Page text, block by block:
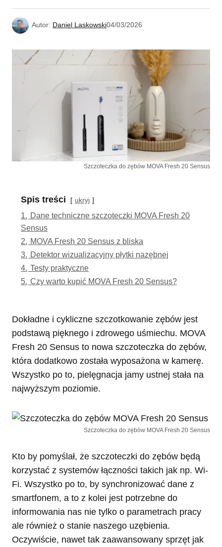
Autor: Daniel Laskowski04/03/2026
Szczoteczka do zębów MOVA Fresh 20 Sensus
Spis treści ukryj
1. Dane techniczne szczoteczki MOVA Fresh 20
Sensus
2. MOVA Fresh 20 Sensus z bliska
3. Detektor wizualizacyjny płytki nazębnej
4. Testy praktyczne
5. Czy warto kupić MOVA Fresh 20 Sensus?
Dokładne i cykliczne szczotkowanie zębów jest
podstawą pięknego i zdrowego uśmiechu. MOVA
Fresh 20 Sensus to nowa szczoteczka do zębów,
która dodatkowo została wyposażona w kamerę.
Wszystko po to, pielęgnacja jamy ustnej stała na
najwyższym poziomie.
Szczoteczka do zębów MOVA Fresh 20 Sensus
Kto by pomyślał, że szczoteczki do zębów będą
korzystać z systemów łączności takich jak np. Wi-
Fi. Wszystko po to, by synchronizować dane z
smartfonem, a to z kolei jest potrzebne do
informowania nas nie tylko o parametrach pracy
ale również o stanie naszego uzębienia.
Oczywiście, nawet tak zaawansowany sprzęt jak